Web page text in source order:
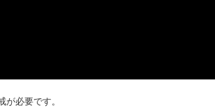
必要です。